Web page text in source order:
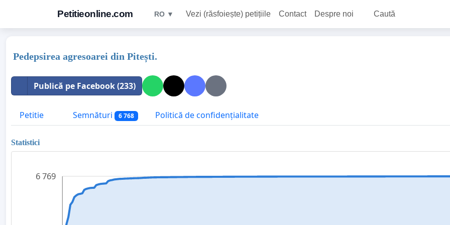
Petitieonline.com RO ▼ Vezi (răsfoiește) petițiile Contact Despre noi Caută
Pedepsirea agresoarei din Pitești.
Publică pe Facebook (233)
Petitie Semnături 6 768 Politică de confidențialitate
Statistici
6 769